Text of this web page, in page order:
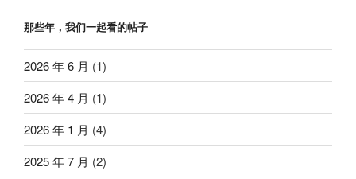
那些年，我们一起看的帖子
2026 年 6 月 (1)
2026 年 4 月 (1)
2026 年 1 月 (4)
2025 年 7 月 (2)